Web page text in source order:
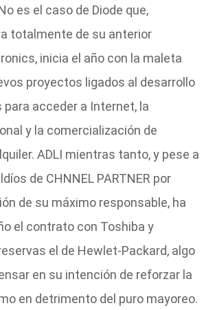
es el caso de Diode que,
totalmente de su anterior
inicia el año con la maleta
proyectos ligados al desarrollo
acceder a Internet, la
y la comercialización de
ADLI mientras tanto, y pese a
de CHNNEL PARTNER por
de su máximo responsable, ha
el contrato con Toshiba y
el de Hewlet-Packard, algo
en su intención de reforzar la
en detrimento del puro mayoreo.